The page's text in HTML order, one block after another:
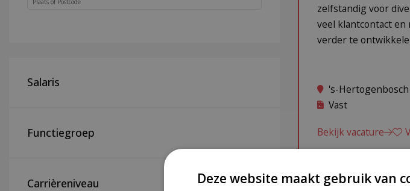
Salaris
Functiegroep
Carrièreniveau
zelfstandig voor
veel klantcontact
verder te
's-Hertogenbosch
Vast
Bekijk vacature
Deze website maakt gebruik van